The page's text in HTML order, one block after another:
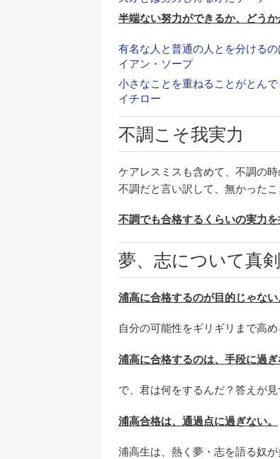
半端ない努力ができるか、どうか
有名な人と普通の人とを分ける
イアン・ソープ
小さなことを重ねることがとん
イチロー
不調こそ我実力
ケアレスミスも含めて、不調の時
不調だと言い訳して、無かった
不調でも合格するくらいの実力を
夢、志について真
浦高に合格するのが目的じゃない
自分の可能性をギリギリまで高
浦高に合格するのは、手段に過ぎ
で、君は何をするんだ？答えが
浦高合格は、通過点に過ぎない。
浦高生は、熱く夢・志を語る奴